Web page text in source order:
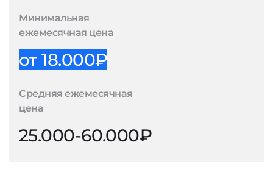
Минимальная
ежемесячная цена
от 18.000₽
Средняя ежемесячная
цена
25.000-60.000₽